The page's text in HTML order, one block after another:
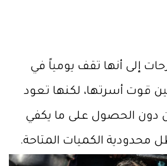
إلى أنها تقف يومياً في
قوت أسرتها، لكنها تعود
دون الحصول على ما يكفي
محدودية الكميات المتاحة.